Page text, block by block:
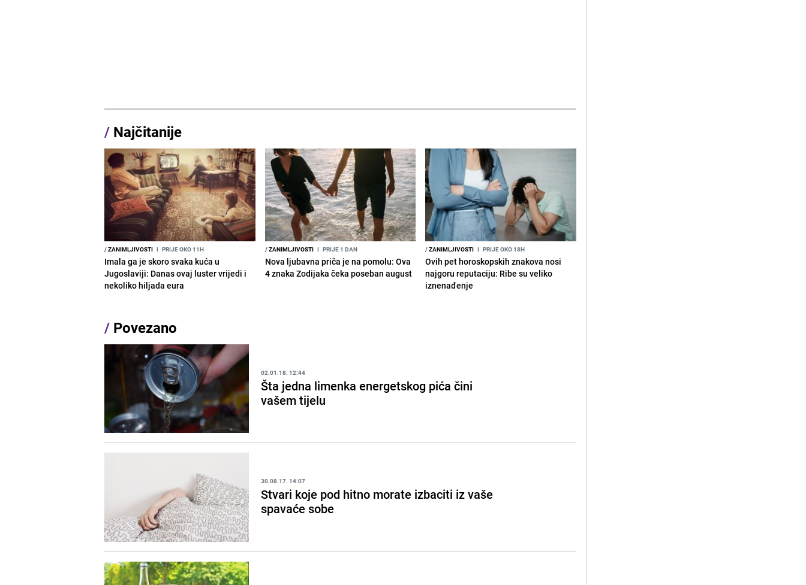
/ Najčitanije
/ZANIMLJIVOSTI I PRIJE OKO 11H
Imala ga je skoro svaka kuća u
Jugoslaviji: Danas ovaj luster vrijedi i
nekoliko hiljada eura
/ZANIMLJIVOSTI I PRIJE 1 DAN
Nova ljubavna priča je na pomolu: Ova
4 znaka Zodijaka čeka poseban august
/ZANIMLJIVOSTI I PRIJE OKO 18H
Ovih pet horoskopskih znakova nosi
najgoru reputaciju: Ribe su veliko
iznenađenje
/ Povezano
02.01.18. 12:44
Šta jedna limenka energetskog pića čini
vašem tijelu
30.08.17. 14:07
Stvari koje pod hitno morate izbaciti iz vaše
spavaće sobe